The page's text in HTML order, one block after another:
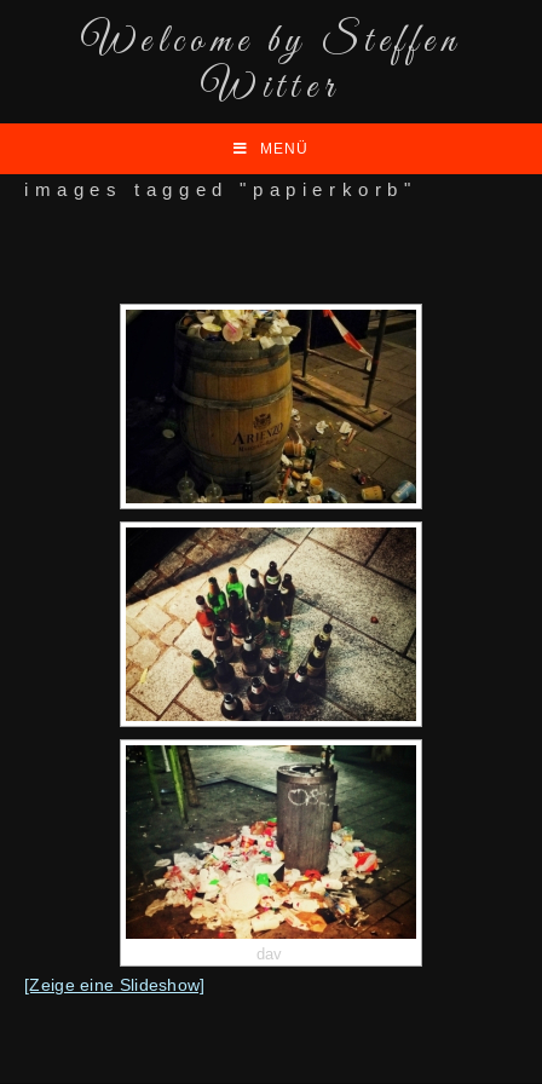
Welcome by Steffen
Witter
MENÜ
images tagged "papierkorb"
dav
[Zeige eine Slideshow]